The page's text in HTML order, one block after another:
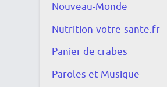
Nouveau-Monde
Nutrition-votre-sante.fr
Panier de crabes
Paroles et Musique